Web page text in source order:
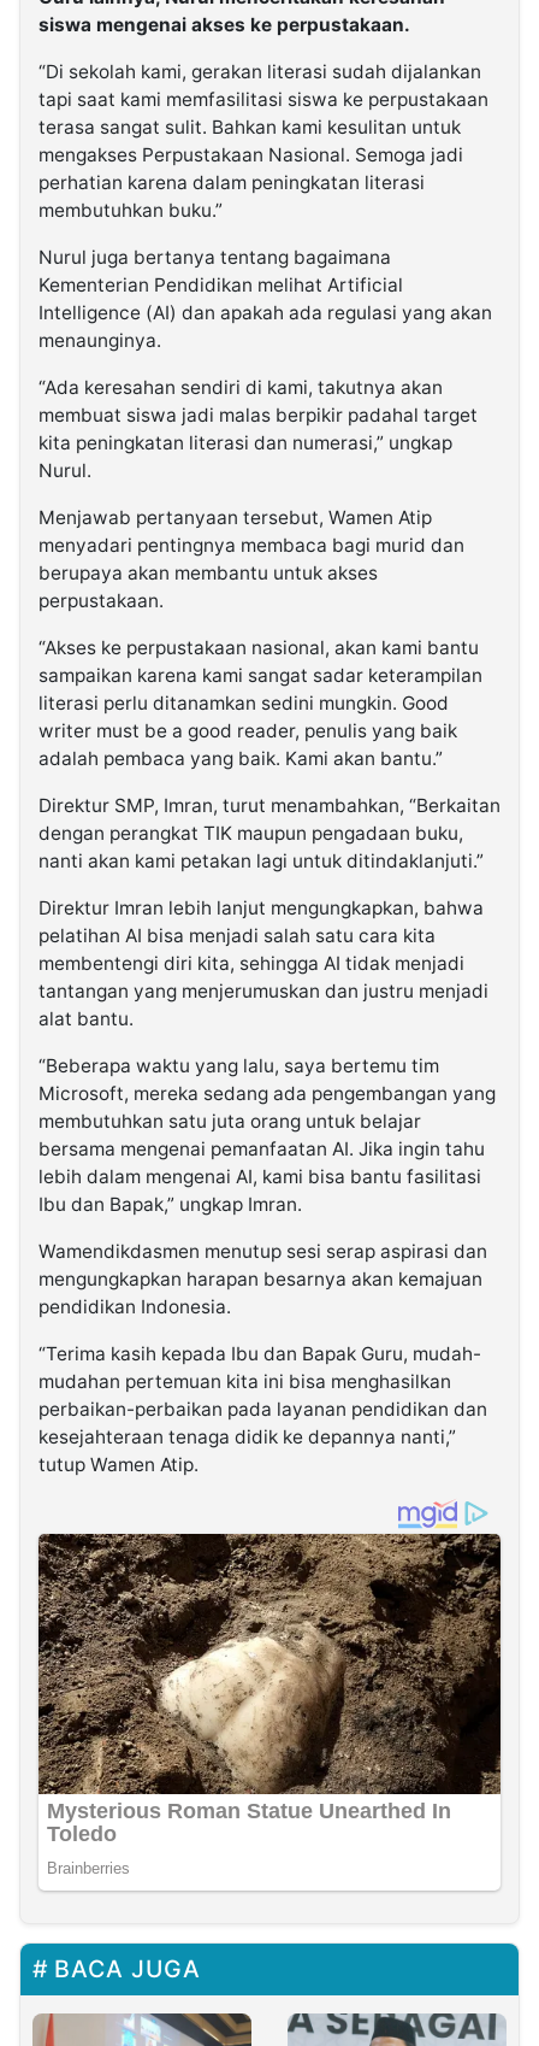
siswa mengenai akses ke perpustakaan.
“Di sekolah kami, gerakan literasi sudah dijalankan
tapi saat kami memfasilitasi siswa ke perpustakaan
terasa sangat sulit. Bahkan kami kesulitan untuk
mengakses Perpustakaan Nasional. Semoga jadi
perhatian karena dalam peningkatan literasi
membutuhkan buku.”
Nurul juga bertanya tentang bagaimana
Kementerian Pendidikan melihat Artificial
Intelligence (AI) dan apakah ada regulasi yang akan
menaunginya.
“Ada keresahan sendiri di kami, takutnya akan
membuat siswa jadi malas berpikir padahal target
kita peningkatan literasi dan numerasi,” ungkap
Nurul.
Menjawab pertanyaan tersebut, Wamen Atip
menyadari pentingnya membaca bagi murid dan
berupaya akan membantu untuk akses
perpustakaan.
“Akses ke perpustakaan nasional, akan kami bantu
sampaikan karena kami sangat sadar keterampilan
literasi perlu ditanamkan sedini mungkin. Good
writer must be a good reader, penulis yang baik
adalah pembaca yang baik. Kami akan bantu.”
Direktur SMP, Imran, turut menambahkan, “Berkaitan
dengan perangkat TIK maupun pengadaan buku,
nanti akan kami petakan lagi untuk ditindaklanjuti.”
Direktur Imran lebih lanjut mengungkapkan, bahwa
pelatihan AI bisa menjadi salah satu cara kita
membentengi diri kita, sehingga AI tidak menjadi
tantangan yang menjerumuskan dan justru menjadi
alat bantu.
“Beberapa waktu yang lalu, saya bertemu tim
Microsoft, mereka sedang ada pengembangan yang
membutuhkan satu juta orang untuk belajar
bersama mengenai pemanfaatan AI. Jika ingin tahu
lebih dalam mengenai AI, kami bisa bantu fasilitasi
Ibu dan Bapak,” ungkap Imran.
Wamendikdasmen menutup sesi serap aspirasi dan
mengungkapkan harapan besarnya akan kemajuan
pendidikan Indonesia.
“Terima kasih kepada Ibu dan Bapak Guru, mudah-
mudahan pertemuan kita ini bisa menghasilkan
perbaikan-perbaikan pada layanan pendidikan dan
kesejahteraan tenaga didik ke depannya nanti,”
tutup Wamen Atip.
BACA JUGA